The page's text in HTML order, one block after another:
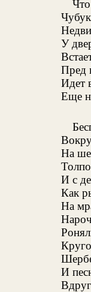
У
Пред
Идет
Еще
На
И с
Как
На
И